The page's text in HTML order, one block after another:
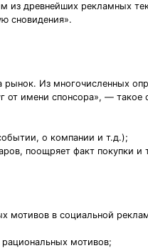
древнейших рекламных
сновидения».
рынок. Из многочисленных
имени спонсора», — такое
о компании и т.д.);
поощряет факт покупки и
в социальной
мотивов;